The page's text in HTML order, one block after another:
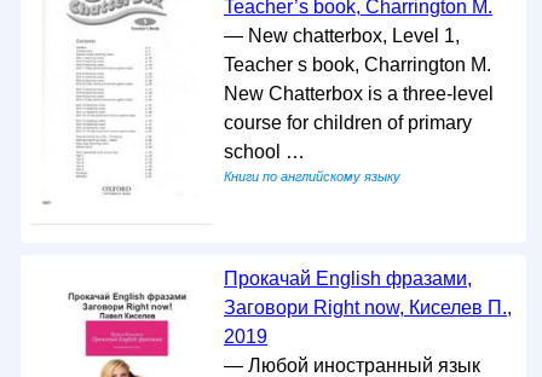
Teacher’s book, Charrington M.
— New chatterbox, Level 1,
Teacher s book, Charrington M.
New Chatterbox is a three-level
course for children of primary
school …
Книги по английскому языку
Прокачай English фразами,
Заговори Right now, Киселев П.,
2019
— Любой иностранный язык